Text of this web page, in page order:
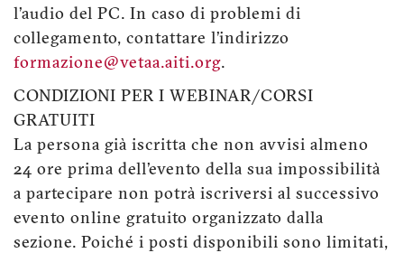
l’audio del PC. In caso di problemi di
collegamento, contattare l’indirizzo
formazione@vetaa.aiti.org.
CONDIZIONI PER I WEBINAR/CORSI
GRATUITI
La persona già iscritta che non avvisi almeno
24 ore prima dell’evento della sua impossibilità
a partecipare non potrà iscriversi al successivo
evento online gratuito organizzato dalla
sezione. Poiché i posti disponibili sono limitati,